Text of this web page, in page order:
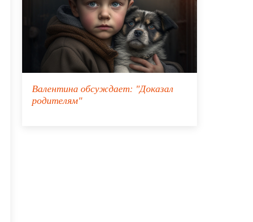
Валентина обсуждает: "Доказал
родителям"